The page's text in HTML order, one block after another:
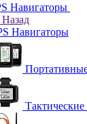
Навигаторы
Назад
Навигаторы